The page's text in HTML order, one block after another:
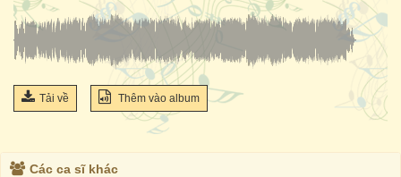
Tải về Thêm vào album
Các ca sĩ khác